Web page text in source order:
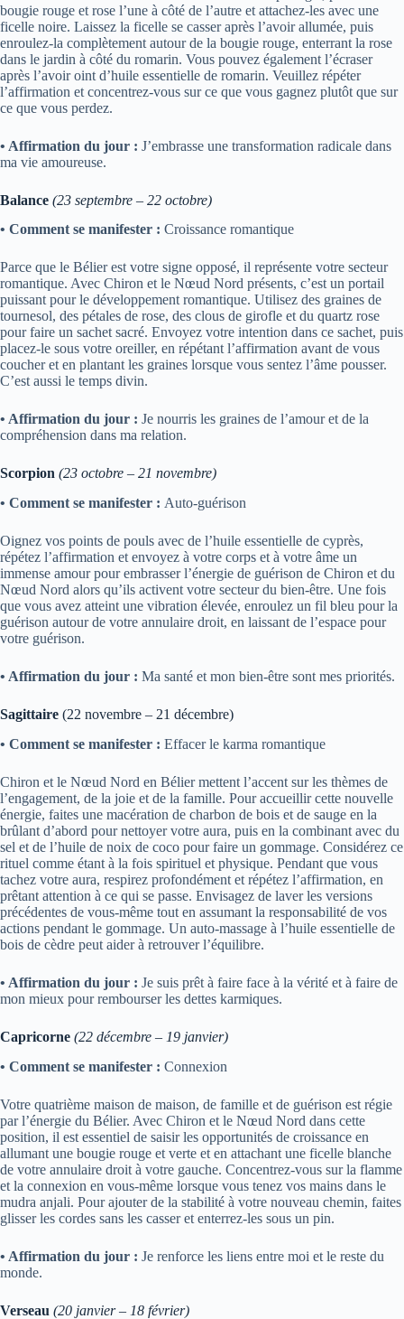
bougie rouge et rose l’une à côté de l’autre et attachez-les avec une
ficelle noire. Laissez la ficelle se casser après l’avoir allumée, puis
enroulez-la complètement autour de la bougie rouge, enterrant la rose
dans le jardin à côté du romarin. Vous pouvez également l’écraser
après l’avoir oint d’huile essentielle de romarin. Veuillez répéter
l’affirmation et concentrez-vous sur ce que vous gagnez plutôt que sur
ce que vous perdez.
• Affirmation du jour : J’embrasse une transformation radicale dans
ma vie amoureuse.
Balance (23 septembre – 22 octobre)
• Comment se manifester : Croissance romantique
Parce que le Bélier est votre signe opposé, il représente votre secteur
romantique. Avec Chiron et le Nœud Nord présents, c’est un portail
puissant pour le développement romantique. Utilisez des graines de
tournesol, des pétales de rose, des clous de girofle et du quartz rose
pour faire un sachet sacré. Envoyez votre intention dans ce sachet, puis
placez-le sous votre oreiller, en répétant l’affirmation avant de vous
coucher et en plantant les graines lorsque vous sentez l’âme pousser.
C’est aussi le temps divin.
• Affirmation du jour : Je nourris les graines de l’amour et de la
compréhension dans ma relation.
Scorpion (23 octobre – 21 novembre)
• Comment se manifester : Auto-guérison
Oignez vos points de pouls avec de l’huile essentielle de cyprès,
répétez l’affirmation et envoyez à votre corps et à votre âme un
immense amour pour embrasser l’énergie de guérison de Chiron et du
Nœud Nord alors qu’ils activent votre secteur du bien-être. Une fois
que vous avez atteint une vibration élevée, enroulez un fil bleu pour la
guérison autour de votre annulaire droit, en laissant de l’espace pour
votre guérison.
• Affirmation du jour : Ma santé et mon bien-être sont mes priorités.
Sagittaire (22 novembre – 21 décembre)
• Comment se manifester : Effacer le karma romantique
Chiron et le Nœud Nord en Bélier mettent l’accent sur les thèmes de
l’engagement, de la joie et de la famille. Pour accueillir cette nouvelle
énergie, faites une macération de charbon de bois et de sauge en la
brûlant d’abord pour nettoyer votre aura, puis en la combinant avec du
sel et de l’huile de noix de coco pour faire un gommage. Considérez ce
rituel comme étant à la fois spirituel et physique. Pendant que vous
tachez votre aura, respirez profondément et répétez l’affirmation, en
prêtant attention à ce qui se passe. Envisagez de laver les versions
précédentes de vous-même tout en assumant la responsabilité de vos
actions pendant le gommage. Un auto-massage à l’huile essentielle de
bois de cèdre peut aider à retrouver l’équilibre.
• Affirmation du jour : Je suis prêt à faire face à la vérité et à faire de
mon mieux pour rembourser les dettes karmiques.
Capricorne (22 décembre – 19 janvier)
• Comment se manifester : Connexion
Votre quatrième maison de maison, de famille et de guérison est régie
par l’énergie du Bélier. Avec Chiron et le Nœud Nord dans cette
position, il est essentiel de saisir les opportunités de croissance en
allumant une bougie rouge et verte et en attachant une ficelle blanche
de votre annulaire droit à votre gauche. Concentrez-vous sur la flamme
et la connexion en vous-même lorsque vous tenez vos mains dans le
mudra anjali. Pour ajouter de la stabilité à votre nouveau chemin, faites
glisser les cordes sans les casser et enterrez-les sous un pin.
• Affirmation du jour : Je renforce les liens entre moi et le reste du
monde.
Verseau (20 janvier – 18 février)